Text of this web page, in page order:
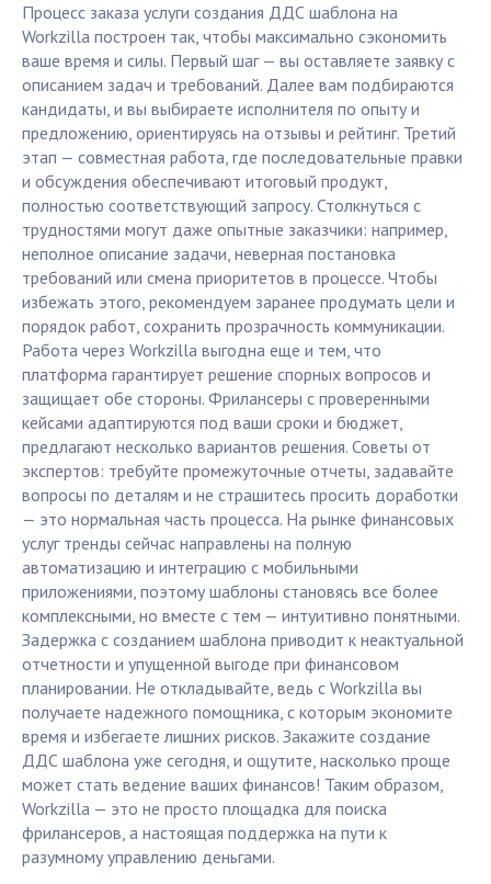
Процесс заказа услуги создания ДДС шаблона на
Workzilla построен так, чтобы максимально сэкономить
ваше время и силы. Первый шаг — вы оставляете заявку с
описанием задач и требований. Далее вам подбираются
кандидаты, и вы выбираете исполнителя по опыту и
предложению, ориентируясь на отзывы и рейтинг. Третий
этап — совместная работа, где последовательные правки
и обсуждения обеспечивают итоговый продукт,
полностью соответствующий запросу. Столкнуться с
трудностями могут даже опытные заказчики: например,
неполное описание задачи, неверная постановка
требований или смена приоритетов в процессе. Чтобы
избежать этого, рекомендуем заранее продумать цели и
порядок работ, сохранить прозрачность коммуникации.
Работа через Workzilla выгодна еще и тем, что
платформа гарантирует решение спорных вопросов и
защищает обе стороны. Фрилансеры с проверенными
кейсами адаптируются под ваши сроки и бюджет,
предлагают несколько вариантов решения. Советы от
экспертов: требуйте промежуточные отчеты, задавайте
вопросы по деталям и не страшитесь просить доработки
— это нормальная часть процесса. На рынке финансовых
услуг тренды сейчас направлены на полную
автоматизацию и интеграцию с мобильными
приложениями, поэтому шаблоны становясь все более
комплексными, но вместе с тем — интуитивно понятными.
Задержка с созданием шаблона приводит к неактуальной
отчетности и упущенной выгоде при финансовом
планировании. Не откладывайте, ведь с Workzilla вы
получаете надежного помощника, с которым экономите
время и избегаете лишних рисков. Закажите создание
ДДС шаблона уже сегодня, и ощутите, насколько проще
может стать ведение ваших финансов! Таким образом,
Workzilla — это не просто площадка для поиска
фрилансеров, а настоящая поддержка на пути к
разумному управлению деньгами.